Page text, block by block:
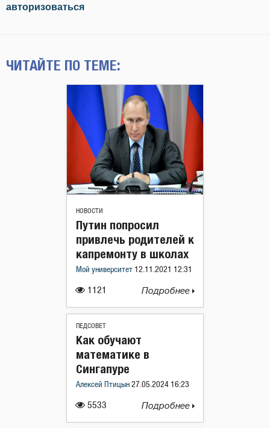
авторизоваться
ЧИТАЙТЕ ПО ТЕМЕ:
НОВОСТИ
1121
Путин попросил
привлечь родителей к
капремонту в школах
Мой университет 12.11.2021 12:31
Подробнее
ПЕДСОВЕТ
5533
Как обучают
математике в
Сингапуре
Алексей Птицын 27.05.2024 16:23
Подробнее